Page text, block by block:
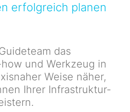
erfolgreich planen
das
und Werkzeug in
Weise näher,
Ihrer Infrastruktur-